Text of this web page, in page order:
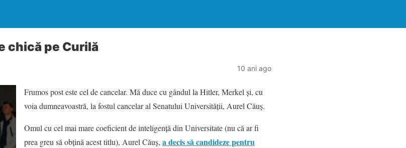
chică pe Curilă
10 ani ago
Frumos post este cel de cancelar. Mă duce cu gândul la Hitler, Merkel şi, cu
voia dumneavoastră, la fostul cancelar al Senatului Universităţii, Aurel Căuş.
Omul cu cel mai mare coeficient de inteligenţă din Universitate (nu că ar fi
prea greu să obţină acest titlu), Aurel Căuş, a decis să candideze pentru